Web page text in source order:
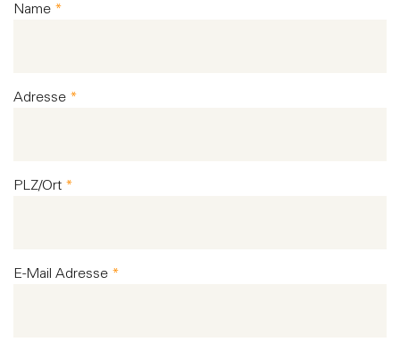
Name *
Adresse *
PLZ/Ort *
E-Mail Adresse *